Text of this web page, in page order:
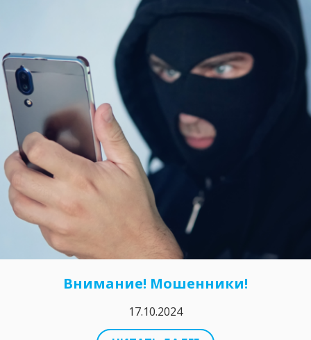
Внимание! Мошенники!
17.10.2024